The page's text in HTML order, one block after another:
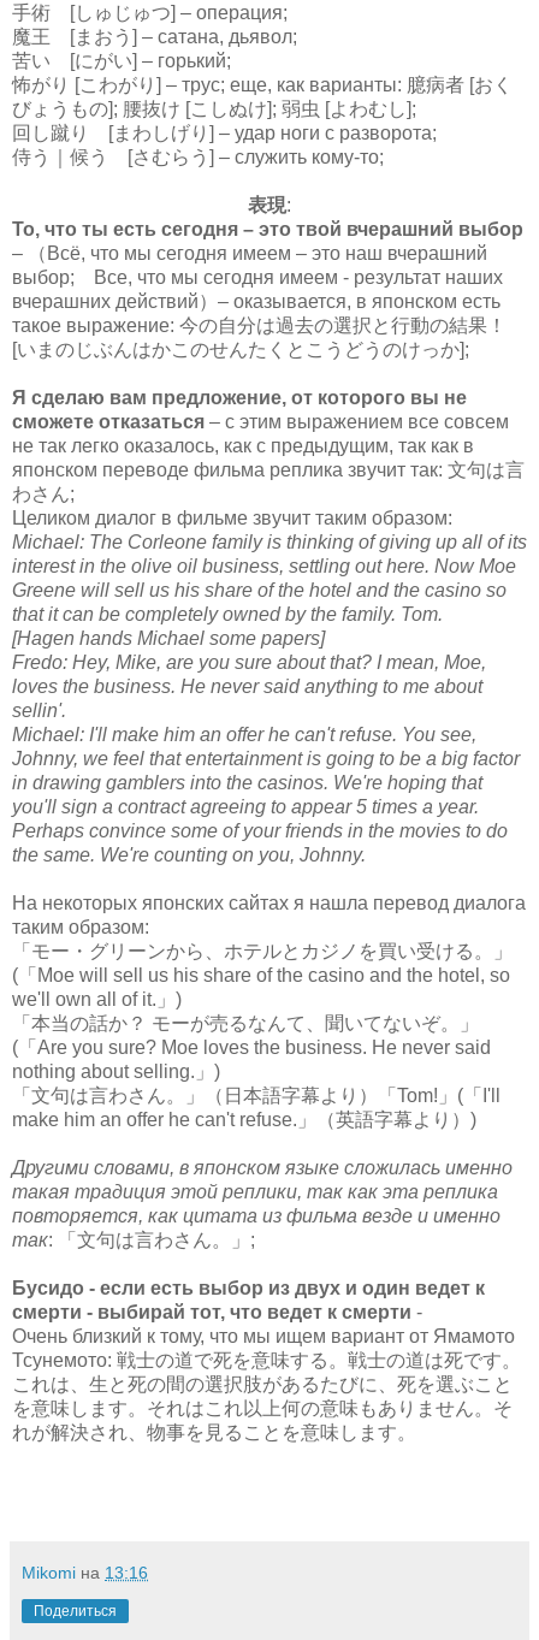
手術 [しゅじゅつ] – операция;
魔王 [まおう] – сатана, дьявол;
苦い [にがい] – горький;
怖がり [こわがり] – трус; еще, как варианты: 臆病者 [おく
びょうもの]; 腰抜け [こしぬけ]; 弱虫 [よわむし];
回し蹴り [まわしげり] – удар ноги с разворота;
侍う｜候う [さむらう] – служить кому-то;
表現:
То, что ты есть сегодня – это твой вчерашний выбор
– （Всё, что мы сегодня имеем – это наш вчерашний
выбор; Все, что мы сегодня имеем - результат наших
вчерашних действий）– оказывается, в японском есть
такое выражение: 今の自分は過去の選択と行動の結果！
[いまのじぶんはかこのせんたくとこうどうのけっか];
Я сделаю вам предложение, от которого вы не
сможете отказаться – с этим выражением все совсем
не так легко оказалось, как с предыдущим, так как в
японском переводе фильма реплика звучит так: 文句は言
わさん;
Целиком диалог в фильме звучит таким образом:
Michael: The Corleone family is thinking of giving up all of its
interest in the olive oil business, settling out here. Now Moe
Greene will sell us his share of the hotel and the casino so
that it can be completely owned by the family. Tom.
[Hagen hands Michael some papers]
Fredo: Hey, Mike, are you sure about that? I mean, Moe,
loves the business. He never said anything to me about
sellin'.
Michael: I'll make him an offer he can't refuse. You see,
Johnny, we feel that entertainment is going to be a big factor
in drawing gamblers into the casinos. We're hoping that
you'll sign a contract agreeing to appear 5 times a year.
Perhaps convince some of your friends in the movies to do
the same. We're counting on you, Johnny.
На некоторых японских сайтах я нашла перевод диалога
таким образом:
「モー・グリーンから、ホテルとカジノを買い受ける。」
(「Moe will sell us his share of the casino and the hotel, so
we'll own all of it.」)
「本当の話か？ モーが売るなんて、聞いてないぞ。」
(「Are you sure? Moe loves the business. He never said
nothing about selling.」)
「文句は言わさん。」（日本語字幕より）「Tom!」(「I'll
make him an offer he can't refuse.」（英語字幕より）)
Другими словами, в японском языке сложилась именно
такая традиция этой реплики, так как эта реплика
повторяется, как цитата из фильма везде и именно
так: 「文句は言わさん。」;
Бусидо - если есть выбор из двух и один ведет к
смерти - выбирай тот, что ведет к смерти -
Очень близкий к тому, что мы ищем вариант от Ямамото
Тсунемото: 戦士の道で死を意味する。戦士の道は死です。
これは、生と死の間の選択肢があるたびに、死を選ぶこと
を意味します。それはこれ以上何の意味もありません。そ
れが解決され、物事を見ることを意味します。
Mikomi на 13:16
Поделиться